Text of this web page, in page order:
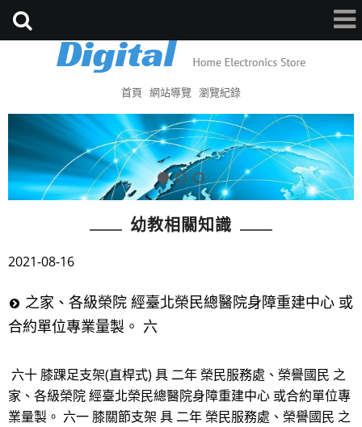
首頁 網站導覽 瀏覽紀錄
幼教相關知識
2021-08-16
之家、各級榮院 經臺北榮民總醫院身障重建中心 或
合約單位專業量製。 六
六十 膝踝足支架(直桿式) 具 二年 榮民服務處、榮譽國民 之
家、各級榮院 經臺北榮民總醫院身障重建中心 或合約單位專
業量製。 六一 膝關節支架 具 二年 榮民服務處、榮譽國民 之